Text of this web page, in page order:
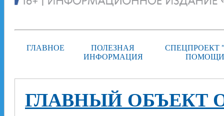
ГЛАВНОЕ
ПОЛЕЗНАЯ
ИНФОРМАЦИЯ
СПЕЦПРОЕКТ
ГЛАВНЫЙ ОБЪЕКТ